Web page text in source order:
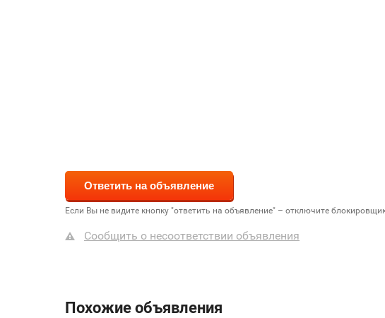
Если Вы не видите кнопку "ответить на объявление" – отключите
Сообщить о несоответствии объявления
Похожие объявления